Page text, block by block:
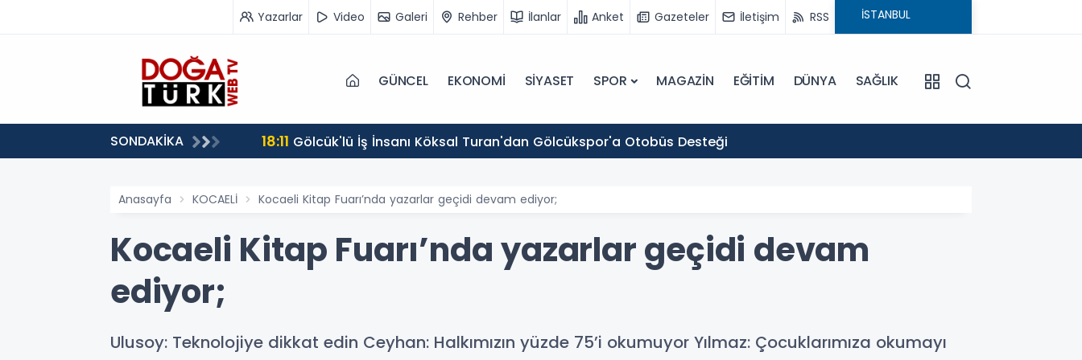
Yazarlar Video Galeri Rehber İlanlar Anket Gazeteler İletişim RSS
GÜNCEL EKONOMİ SİYASET SPOR MAGAZİN EĞİTİM DÜNYA SAĞLIK
SONDAKİKA 18:11 Gölcük'lü İş İnsanı Köksal Turan'dan Gölcükspor'a Otobüs Desteği
Anasayfa KOCAELİ Kocaeli Kitap Fuarı’nda yazarlar geçidi devam ediyor;
Kocaeli Kitap Fuarı’nda yazarlar geçidi devam
ediyor;
Ulusoy: Teknolojiye dikkat edin Ceyhan: Halkımızın yüzde 75’i okumuyor Yılmaz: Çocuklarımıza okumayı